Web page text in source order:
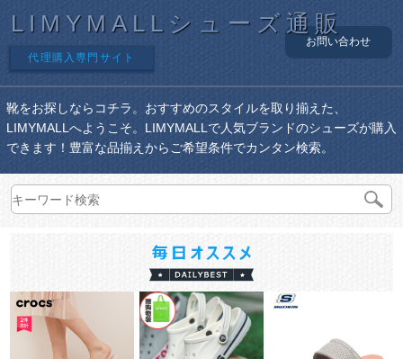
LIMYMALLシューズ通販
代理購入専門サイト
お問い合わせ
靴をお探しならコチラ。おすすめのスタイルを取り揃えた、
LIMYMALLへようこそ。LIMYMALLで人気ブランドのシューズが購入
できます！豊富な品揃えからご希望条件でカンタン検索。